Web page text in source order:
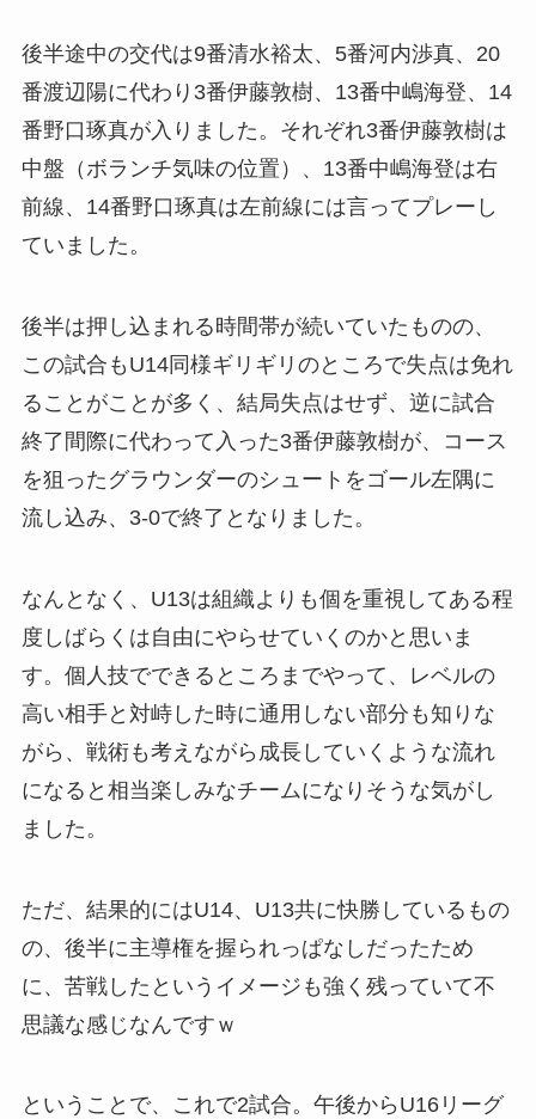
後半途中の交代は9番清水裕太、5番河内渉真、20
番渡辺陽に代わり3番伊藤敦樹、13番中嶋海登、14
番野口琢真が入りました。それぞれ3番伊藤敦樹は
中盤（ボランチ気味の位置）、13番中嶋海登は右
前線、14番野口琢真は左前線には言ってプレーし
ていました。
後半は押し込まれる時間帯が続いていたものの、
この試合もU14同様ギリギリのところで失点は免れ
ることがことが多く、結局失点はせず、逆に試合
終了間際に代わって入った3番伊藤敦樹が、コース
を狙ったグラウンダーのシュートをゴール左隅に
流し込み、3-0で終了となりました。
なんとなく、U13は組織よりも個を重視してある程
度しばらくは自由にやらせていくのかと思いま
す。個人技でできるところまでやって、レベルの
高い相手と対峙した時に通用しない部分も知りな
がら、戦術も考えながら成長していくような流れ
になると相当楽しみなチームになりそうな気がし
ました。
ただ、結果的にはU14、U13共に快勝しているもの
の、後半に主導権を握られっぱなしだったため
に、苦戦したというイメージも強く残っていて不
思議な感じなんですｗ
ということで、これで2試合。午後からU16リーグ